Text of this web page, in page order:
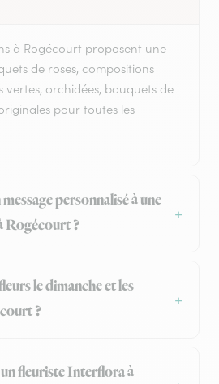
à Rogécourt proposent une
de roses, compositions
vertes, orchidées, bouquets de
pour toutes les
personnalisé à une
Rogécourt ?
le dimanche et les
?
fleuriste Interflora à